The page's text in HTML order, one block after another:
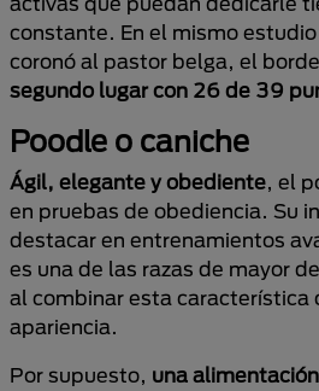
constante. En el mismo
coronó al pastor belga, el
segundo lugar con 26 de 39
Poodle o caniche
Ágil, elegante y obediente, el
en pruebas de obediencia. Su
destacar en entrenamientos
es una de las razas de mayor
al combinar esta característica
apariencia.
Por supuesto, una